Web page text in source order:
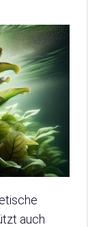
auch